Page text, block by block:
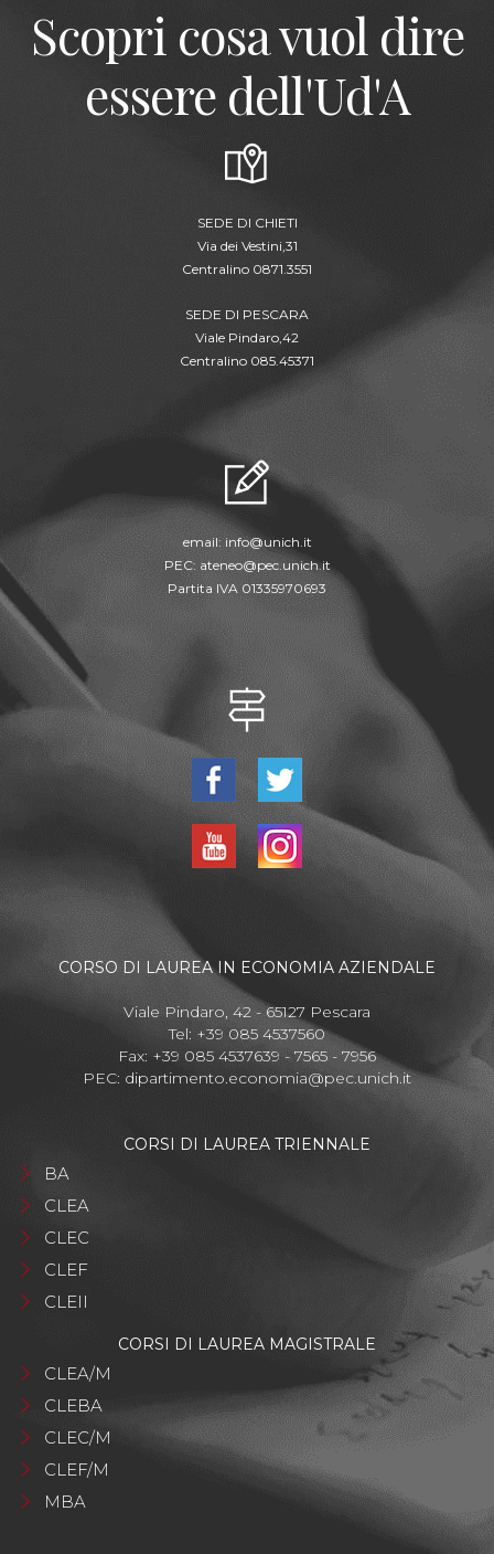
Scopri cosa vuol dire
essere dell'Ud'A
SEDE DI CHIETI
Via dei Vestini,31
Centralino 0871.3551
SEDE DI PESCARA
Viale Pindaro,42
Centralino 085.45371
email: info@unich.it
PEC: ateneo@pec.unich.it
Partita IVA 01335970693
CORSO DI LAUREA IN ECONOMIA AZIENDALE
Viale Pindaro, 42 - 65127 Pescara
Tel: +39 085 4537560
Fax: +39 085 4537639 - 7565 - 7956
PEC: dipartimento.economia@pec.unich.it
CORSI DI LAUREA TRIENNALE
BA
CLEA
CLEC
CLEF
CLEII
CORSI DI LAUREA MAGISTRALE
CLEA/M
CLEBA
CLEC/M
CLEF/M
MBA